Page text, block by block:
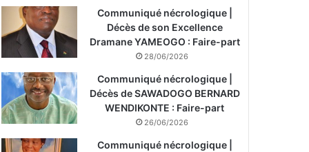
Communiqué nécrologique |
Décès de son Excellence
Dramane YAMEOGO : Faire-part
28/06/2026
Communiqué nécrologique |
Décès de SAWADOGO BERNARD
WENDIKONTE : Faire-part
26/06/2026
Communiqué nécrologique |